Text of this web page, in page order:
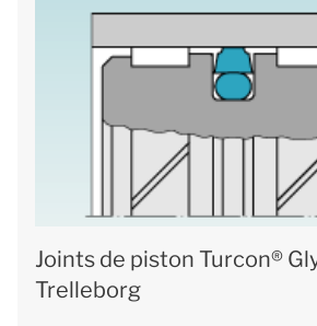
Joints de piston Turcon®
Trelleborg